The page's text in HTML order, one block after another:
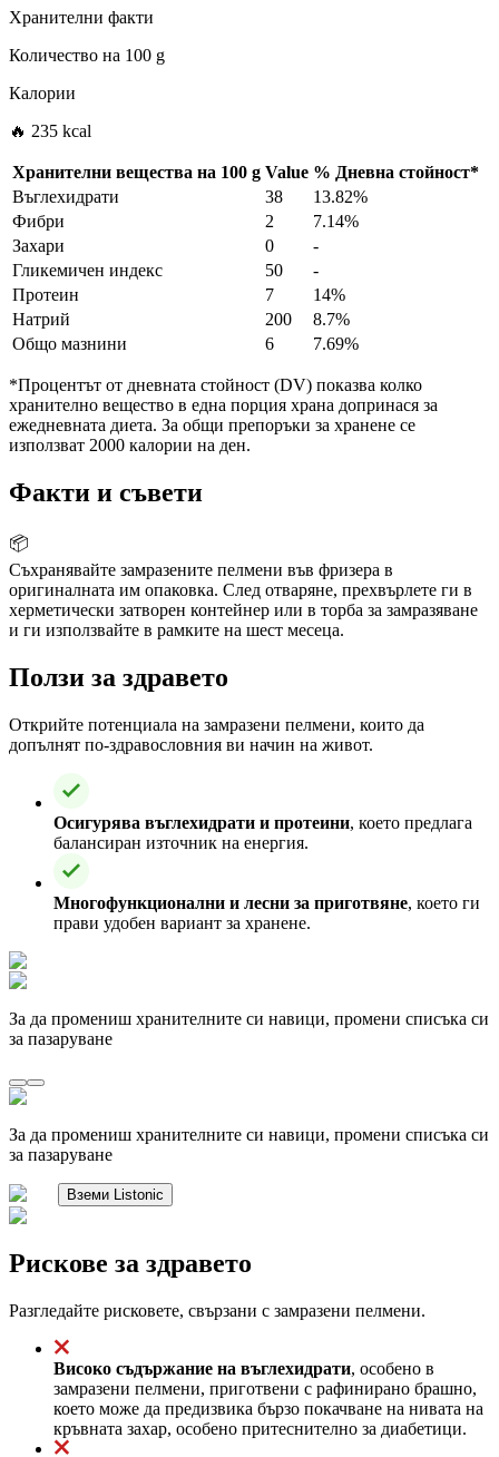
Хранителни факти
Количество на 100 g
Калории
🔥 235 kcal
Хранителни вещества на 100 g Value % Дневна стойност*
Въглехидрати
38
13.82%
Фибри
2
7.14%
Захари
0
-
Гликемичен индекс
50
-
Протеин
7
14%
Натрий
200
8.7%
Общо мазнини
6 7.69%
*Процентът от дневната стойност (DV) показва колко
хранително вещество в една порция храна допринася за
ежедневната диета. За общи препоръки за хранене се
използват 2000 калории на ден.
Факти и съвети
📦
Съхранявайте замразените пелмени във фризера в
оригиналната им опаковка. След отваряне, прехвърлете ги в
херметически затворен контейнер или в торба за замразяване
и ги използвайте в рамките на шест месеца.
Ползи за здравето
Открийте потенциала на замразени пелмени, които да
допълнят по-здравословния ви начин на живот.
Осигурява въглехидрати и протеини, което предлага
балансиран източник на енергия.
Многофункционални и лесни за приготвяне, което ги
прави удобен вариант за хранене.
За да промениш хранителните си навици, промени списъка си
за пазаруване
За да промениш хранителните си навици, промени списъка си
за пазаруване
Вземи Listonic
Рискове за здравето
Разгледайте рисковете, свързани с замразени пелмени.
Високо съдържание на въглехидрати, особено в
замразени пелмени, приготвени с рафинирано брашно,
което може да предизвика бързо покачване на нивата на
кръвната захар, особено притеснително за диабетици.